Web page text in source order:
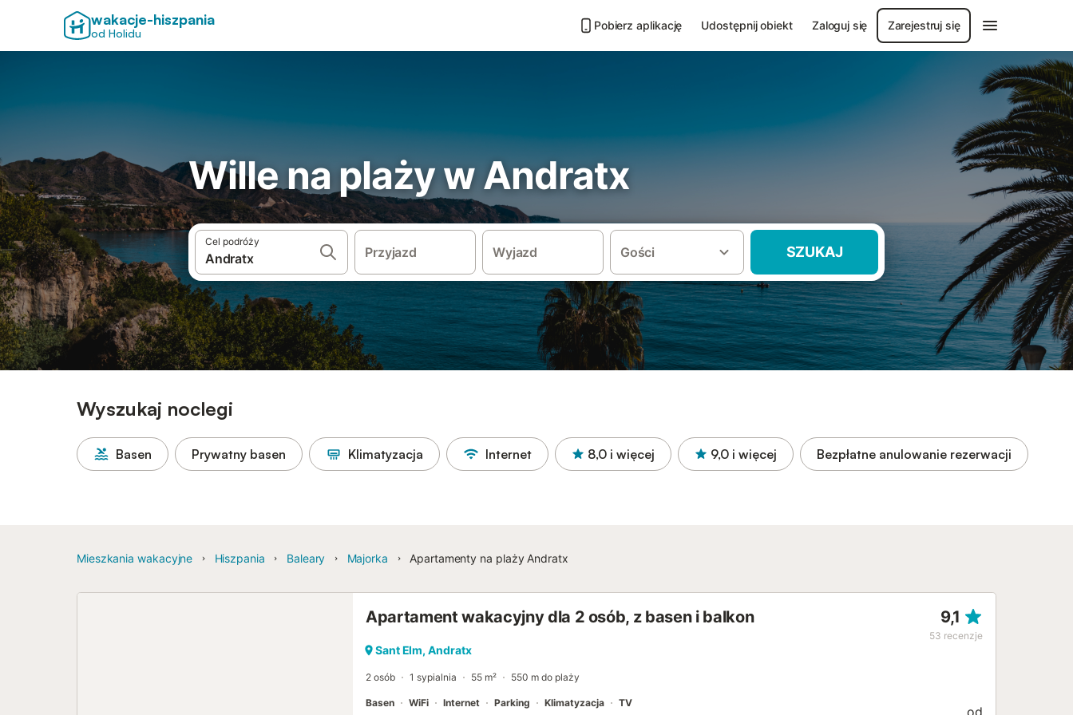
wakacje-hiszpania
od Holidu
Pobierz aplikację Udostępnij obiekt Zaloguj się Zarejestruj się
Wille na plaży w Andratx
Cel podróży
Przyjazd Wyjazd Gości SZUKAJ
Wyszukaj noclegi
Basen Prywatny basen Klimatyzacja Internet 8,0 i więcej 9,0 i więcej Bezpłatne anulowanie rezerwacji
Mieszkania wakacyjne Hiszpania Baleary Majorka Apartamenty na plaży Andratx
Apartament wakacyjny dla 2 osób, z basen i balkon 9,1
53 recenzje
Sant Elm, Andratx
2 osób 1 sypialnia 55 m² 550 m do plaży
Basen WiFi Internet Parking Klimatyzacja TV
od